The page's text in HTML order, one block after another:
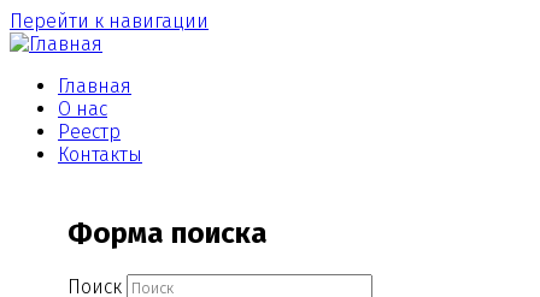
Перейти к навигации
Главная
О нас
Реестр
Контакты
Форма поиска
Поиск